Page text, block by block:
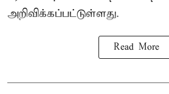
அறிவிக்கப்பட்டுள்ளது.
Read More